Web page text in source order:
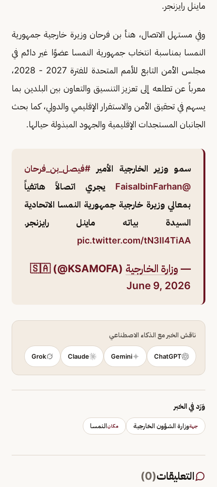
ماينل رايزنجر.
وفي مستهل الاتصال، هنأ بن فرحان وزيرة خارجية جمهورية
النمسا بمناسبة انتخاب جمهورية النمسا عضوًا غير دائم في
مجلس الأمن التابع للأمم المتحدة للفترة 2027 - 2028،
معرباً عن تطلعه إلى تعزيز التنسيق والتعاون بين البلدين بما
يسهم في تحقيق الأمن والاستقرار الإقليمي والدولي، كما بحث
الجانبان المستجدات الإقليمية والجهود المبذولة حيالها.
سمو وزير الخارجية الأمير #فيصل_بن_فرحان
@FaisalbinFarhan
يجري اتصالاً هاتفياً
بمعالي وزيرة خارجية جمهورية النمسا الاتحادية
السيدة بياته ماينل رايزنجر.
pic.twitter.com/tN3lI4TiAA
— وزارة الخارجية
June 9, 2026
ناقش الخبر مع الذكاء الاصطناعي
ChatGPT
Gemini
Claude
Grok
وَرَد في الخبر
جهةوزارة الشؤون الخارجية مكانالنمسا
التعليقات(
0
)